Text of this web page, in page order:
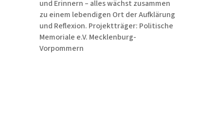
und Erinnern – alles wächst zusammen
zu einem lebendigen Ort der Aufklärung
und Reflexion. Projektträger: Politische
Memoriale e.V. Mecklenburg-
Vorpommern